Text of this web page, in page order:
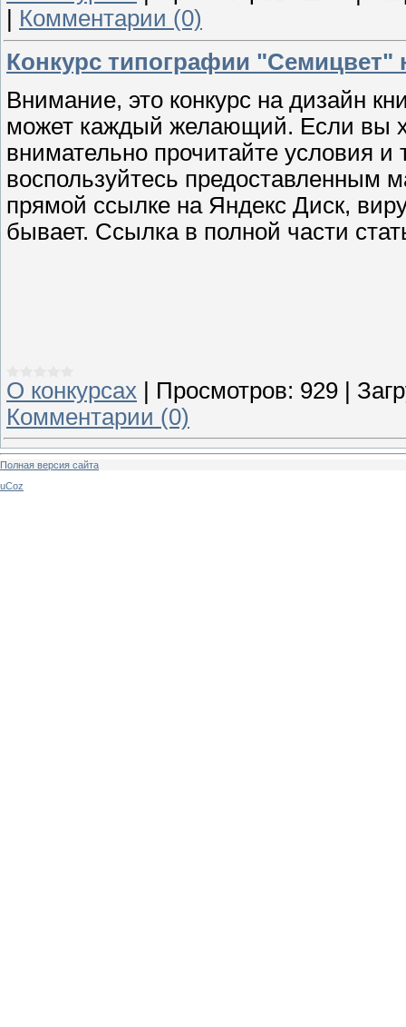
Комментарии (0)
Конкурс типографии "Семицвет"
Внимание, это конкурс на дизайн
может каждый желающий. Если вы
внимательно прочитайте условия и
воспользуйтесь предоставленным
прямой ссылке на Яндекс Диск,
бывает. Ссылка в полной части
О конкурсах Просмотров: 929
Комментарии (0)
Полная версия сайта
uCoz